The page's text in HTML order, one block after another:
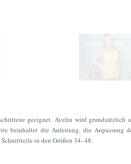
geeignet. Avelin wird grundsätzlich
beinhaltet die Anleitung, die Anpassung
in den Größen 34- 48.